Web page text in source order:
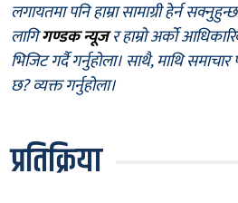
लगायतमा पनि हाम्रा सामाग्री हेर्न
लागिगण्डक न्यूजर हाम्रो अर्को
भिजिट गर्दै गर्नुहोला। साथै, माथि
छ? व्यक्त गर्नुहोला।
प्रतिक्रिया